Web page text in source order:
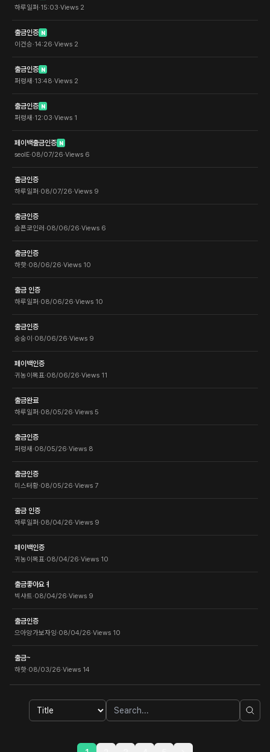
하루일퍼·15:03·Views 2
출금인증 N
이건승·14:26·Views 2
출금인증 N
퍼렁새 ·13:48·Views 2
출금인증 N
퍼렁새 ·12:03·Views 1
페이백출금인증 N
seolE·08/07/26·Views 6
출금인증
하루일퍼·08/07/26·Views 9
출금인증
슬픈코인러·08/06/26·Views 6
출금인증
하핫·08/06/26·Views 10
출금 인증
하루일퍼·08/06/26·Views 10
출금인증
숭숭이·08/06/26·Views 9
페이백인증
귀농이목표·08/06/26·Views 11
출금완료
하루일퍼·08/05/26·Views 5
출금인증
퍼렁새 ·08/05/26·Views 8
출금인증
미스터황·08/05/26·Views 7
출금 인증
하루일퍼·08/04/26·Views 9
페이백인증
귀농이목표·08/04/26·Views 10
출금좋아요ㅕ
빅샤트·08/04/26·Views 9
출금인증
으아앙가보자잉·08/04/26·Views 10
출금~
하핫·08/03/26·Views 14